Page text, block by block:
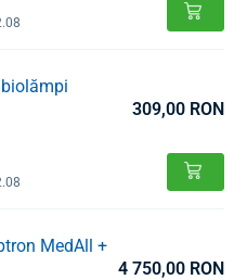
309,00 RON
MedAll +
4 750,00 RON